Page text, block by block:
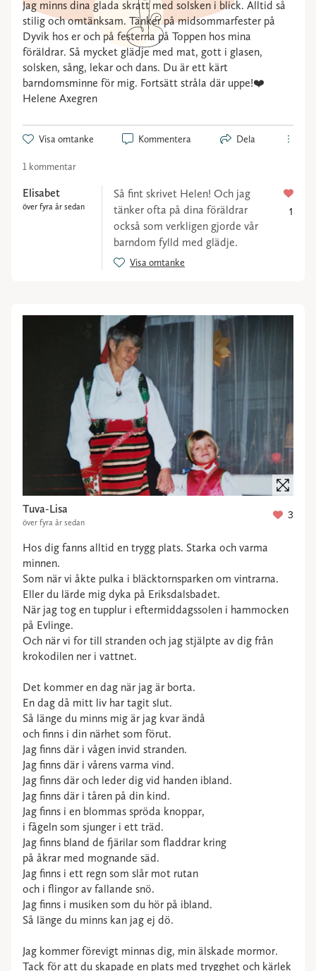
Jag minns dina glada skratt med solsken i blick. Alltid så
stilig och omtänksam. Tänker på midsommarfester på
Dyvik hos er och på festerna på Toppen hos mina
föräldrar. Så mycket glädje med mat, gott i glasen,
solsken, sång, lekar och dans. Du är ett kärt
barndomsminne för mig. Fortsätt stråla där uppe!❤️
Helene Axegren
Visa omtanke Kommentera Dela
1 kommentar
Elisabet
över fyra år sedan
Så fint skrivet Helen! Och jag
tänker ofta på dina föräldrar
också som verkligen gjorde vår
barndom fylld med glädje.
Visa omtanke
1
Tuva-Lisa
över fyra år sedan
3
Hos dig fanns alltid en trygg plats. Starka och varma
minnen.
Som när vi åkte pulka i bläcktornsparken om vintrarna.
Eller du lärde mig dyka på Eriksdalsbadet.
När jag tog en tupplur i eftermiddagssolen i hammocken
på Evlinge.
Och när vi for till stranden och jag stjälpte av dig från
krokodilen ner i vattnet.
Det kommer en dag när jag är borta.
En dag då mitt liv har tagit slut.
Så länge du minns mig är jag kvar ändå
och finns i din närhet som förut.
Jag finns där i vågen invid stranden.
Jag finns där i vårens varma vind.
Jag finns där och leder dig vid handen ibland.
Jag finns där i tåren på din kind.
Jag finns i en blommas spröda knoppar,
i fågeln som sjunger i ett träd.
Jag finns bland de fjärilar som fladdrar kring
på åkrar med mognande säd.
Jag finns i ett regn som slår mot rutan
och i flingor av fallande snö.
Jag finns i musiken som du hör på ibland.
Så länge du minns kan jag ej dö.
Jag kommer förevigt minnas dig, min älskade mormor.
Tack för att du skapade en plats med trygghet och kärlek